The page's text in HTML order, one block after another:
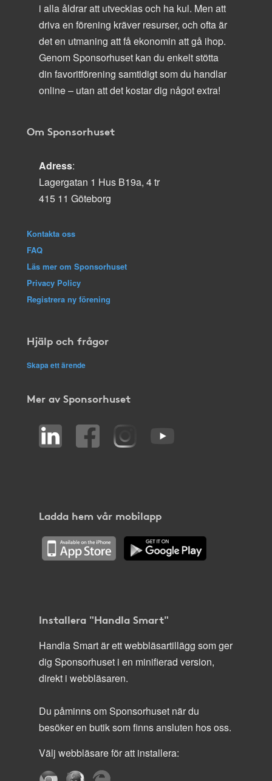
i alla åldrar att utvecklas och ha kul. Men att
driva en förening kräver resurser, och ofta är
det en utmaning att få ekonomin att gå ihop.
Genom Sponsorhuset kan du enkelt stötta
din favoritförening samtidigt som du handlar
online – utan att det kostar dig något extra!
Om Sponsorhuset
Adress:
Lagergatan 1 Hus B19a, 4 tr
415 11 Göteborg
Kontakta oss
FAQ
Läs mer om Sponsorhuset
Privacy Policy
Registrera ny förening
Hjälp och frågor
Skapa ett ärende
Mer av Sponsorhuset
Ladda hem vår mobilapp
Installera "Handla Smart"
Handla Smart är ett webbläsartillägg som ger
dig Sponsorhuset i en minifierad version,
direkt i webbläsaren.
Du påminns om Sponsorhuset när du
besöker en butik som finns ansluten hos oss.
Välj webbläsare för att installera: